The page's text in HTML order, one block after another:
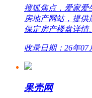
搜狐焦点，爱家爱
房地产网站，提供
保定房产楼盘详情
收录日期：26年07
果壳网